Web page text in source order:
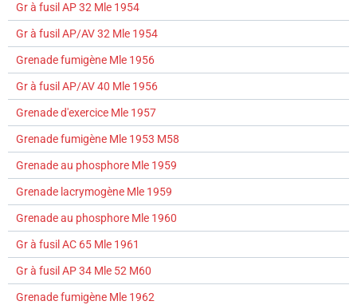
Gr à fusil AP 32 Mle 1954
Gr à fusil AP/AV 32 Mle 1954
Grenade fumigène Mle 1956
Gr à fusil AP/AV 40 Mle 1956
Grenade d'exercice Mle 1957
Grenade fumigène Mle 1953 M58
Grenade au phosphore Mle 1959
Grenade lacrymogène Mle 1959
Grenade au phosphore Mle 1960
Gr à fusil AC 65 Mle 1961
Gr à fusil AP 34 Mle 52 M60
Grenade fumigène Mle 1962